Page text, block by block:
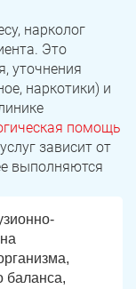
нарколог
Это
уточнения
наркотики) и
помощь
зависит от
выполняются
баланса,